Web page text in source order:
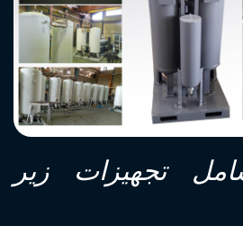
تجهیزات زیر